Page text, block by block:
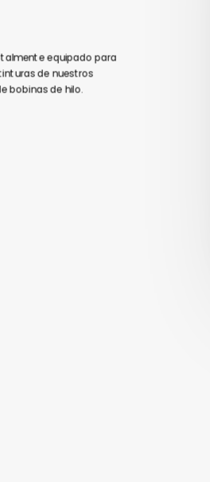
equipado para
de nuestros
bobinas de hilo.